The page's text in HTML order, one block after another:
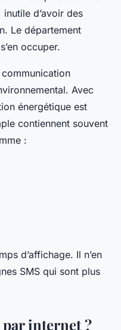
d’avoir des
Le département
occuper.
Avec
énergétique est
contiennent souvent
:
d’affichage. Il n’en
SMS qui sont plus
par internet ?